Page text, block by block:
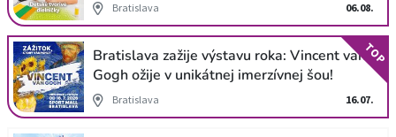
Bratislava 06.08.
Bratislava zažije výstavu roka: Vincent van
Gogh ožije v unikátnej imerzívnej šou!
Bratislava 16.07.
TOP